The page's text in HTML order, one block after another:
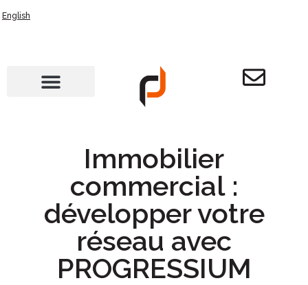
English
Immobilier
commercial :
développer votre
réseau avec
PROGRESSIUM